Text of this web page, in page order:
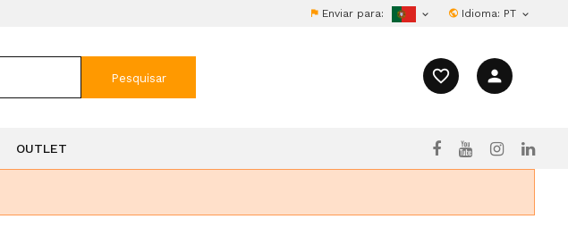
Enviar para:  Idioma: PT 
favorite_border person
Pesquisar
OUTLET